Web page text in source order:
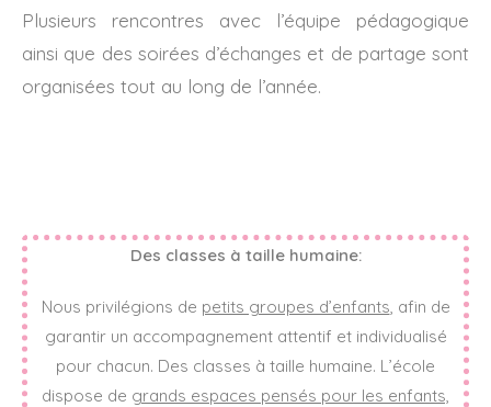
Plusieurs rencontres avec l’équipe pédagogique
ainsi que des soirées d’échanges et de partage sont
organisées tout au long de l’année.
Des classes à taille humaine:
Nous privilégions de petits groupes d’enfants, afin de
garantir un accompagnement attentif et individualisé
pour chacun. Des classes à taille humaine. L’école
dispose de grands espaces pensés pour les enfants,